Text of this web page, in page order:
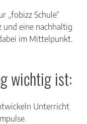
„fobizz Schule“
und eine nachhaltig
im Mittelpunkt.
wichtig ist:
Unterricht